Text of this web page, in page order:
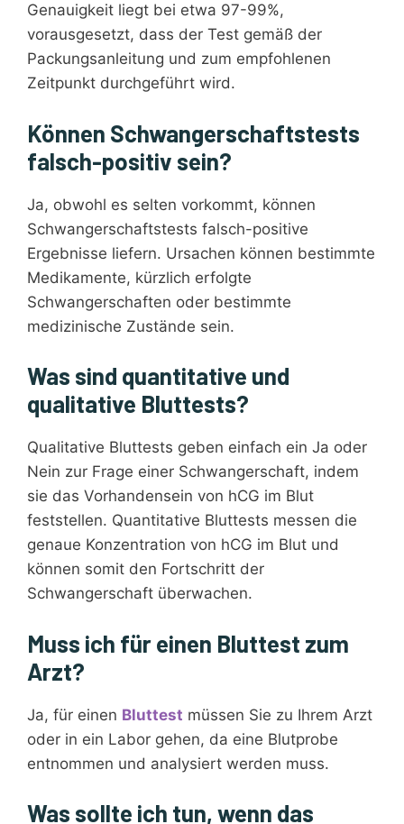
Genauigkeit liegt bei etwa 97-99%,
vorausgesetzt, dass der Test gemäß der
Packungsanleitung und zum empfohlenen
Zeitpunkt durchgeführt wird.
Können Schwangerschaftstests
falsch-positiv sein?
Ja, obwohl es selten vorkommt, können
Schwangerschaftstests falsch-positive
Ergebnisse liefern. Ursachen können bestimmte
Medikamente, kürzlich erfolgte
Schwangerschaften oder bestimmte
medizinische Zustände sein.
Was sind quantitative und
qualitative Bluttests?
Qualitative Bluttests geben einfach ein Ja oder
Nein zur Frage einer Schwangerschaft, indem
sie das Vorhandensein von hCG im Blut
feststellen. Quantitative Bluttests messen die
genaue Konzentration von hCG im Blut und
können somit den Fortschritt der
Schwangerschaft überwachen.
Muss ich für einen Bluttest zum
Arzt?
Ja, für einen Bluttest müssen Sie zu Ihrem Arzt
oder in ein Labor gehen, da eine Blutprobe
entnommen und analysiert werden muss.
Was sollte ich tun, wenn das